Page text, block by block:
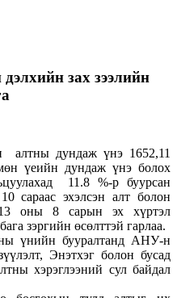
зах зээлийн
алтны дундаж үнэ 1652,11
үеийн дундаж үнэ болох
11.8 %-р буурсан
сараас эхэлсэн алт болон
оны 8 сарын эх хүртэл
зэргийн өсөлттэй гарлаа.
үнийн бууралтанд АНУ-н
Энэтхэг болон бусад
хэрэглээний сул байдал